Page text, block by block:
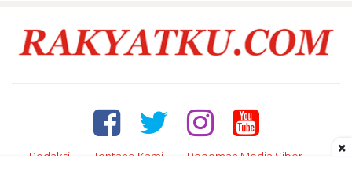
Redaksi Tentang Kami
Pedoman Media Siber
×